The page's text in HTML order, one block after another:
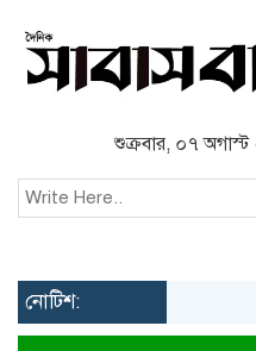
শুক্রবার, ০৭
নোটিশ: